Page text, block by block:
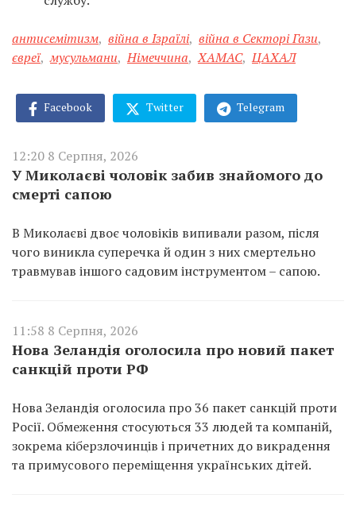
антисемітизм, війна в Ізраїлі, війна в Секторі Гази,
євреї, мусульмани, Німеччина, ХАМАС, ЦАХАЛ
Facebook Twitter Telegram
12:20 8 Серпня, 2026
У Миколаєві чоловік забив знайомого до
смерті сапою
В Миколаєві двоє чоловіків випивали разом, після
чого виникла суперечка й один з них смертельно
травмував іншого садовим інструментом – сапою.
11:58 8 Серпня, 2026
Нова Зеландія оголосила про новий пакет
санкцій проти РФ
Нова Зеландія оголосила про 36 пакет санкцій проти
Росії. Обмеження стосуються 33 людей та компаній,
зокрема кіберзлочинців і причетних до викрадення
та примусового переміщення українських дітей.